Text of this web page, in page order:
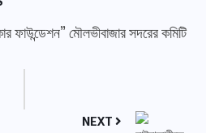
ফাউন্ডেশন” মৌলভীবাজার সদরের কমিটি
NEXT